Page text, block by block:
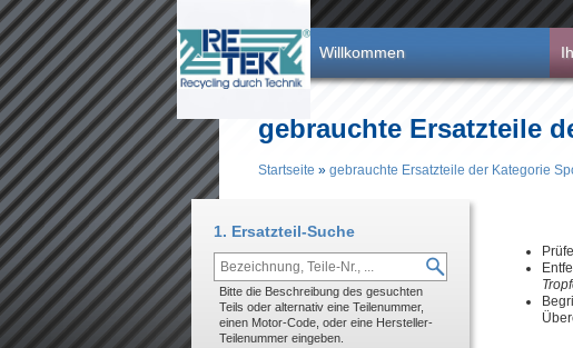
Direkt zum Inhalt
Willkommen
gebrauchte Ersatzteile
Startseite » gebrauchte Ersatzteile der Kategorie
1. Ersatzteil-Suche
Bitte die Beschreibung des gesuchten
Teils oder alternativ eine Teilenummer,
einen Motor-Code, oder eine Hersteller-
Teilenummer eingeben.